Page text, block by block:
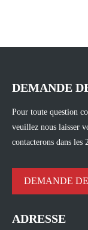
DEMANDE
Pour toute question
veuillez nous laisser
contacterons dans les
DEMANDE
ADRESSE